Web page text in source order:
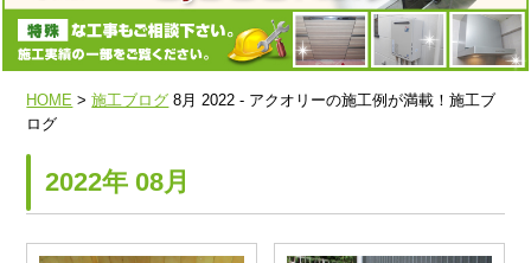
HOME >施工ブログ 8月 2022 - アクオリーの施工例が満載！施工ブ
ログ
2022年 08月